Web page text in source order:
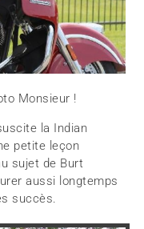
Monsieur !
la Indian
petite leçon
sujet de Burt
aussi longtemps
succès.